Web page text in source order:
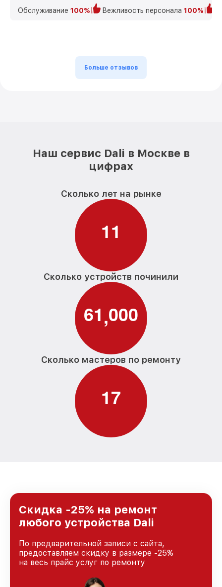
Обслуживание 100% Вежливость персонала 100%
Больше отзывов
Наш сервис Dali в Москве в
цифрах
Сколько лет на рынке
11
Сколько устройств починили
61,000
Сколько мастеров по ремонту
17
Скидка -25% на ремонт
любого устройства Dali
По предварительной записи с сайта,
предоставляем скидку в размере -25%
на весь прайс услуг по ремонту